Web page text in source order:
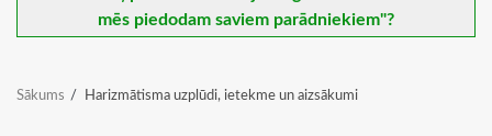
mēs piedodam saviem parādniekiem"?
Sākums Harizmātisma uzplūdi, ietekme un aizsākumi